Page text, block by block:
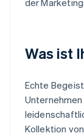
Was ist
Echte
Kollektion